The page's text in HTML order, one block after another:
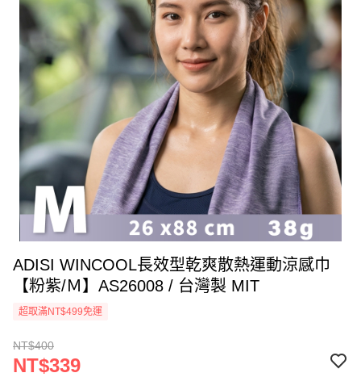
ADISI WINCOOL長效型乾爽散熱運動涼感巾
【粉紫/Ｍ】AS26008 / 台灣製 MIT
超取滿NT$499免運
NT$400
NT$339